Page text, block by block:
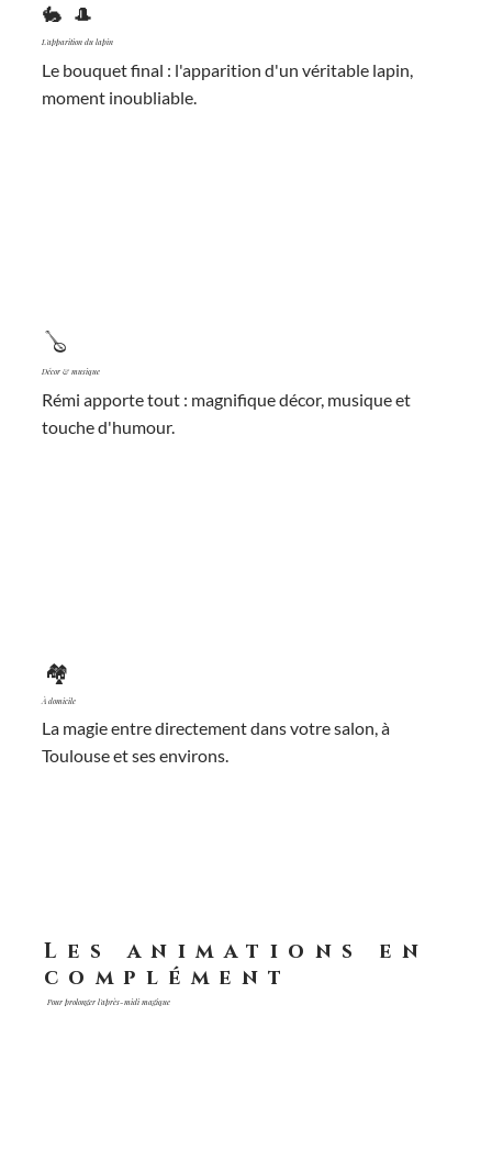
🐇🎩
L'apparition du lapin
Le bouquet final : l'apparition d'un véritable lapin,
moment inoubliable.
🪕
Décor & musique
Rémi apporte tout : magnifique décor, musique et
touche d'humour.
🏘️
À domicile
La magie entre directement dans votre salon, à
Toulouse et ses environs.
Les animations en
complément
Pour prolonger l'après-midi magique